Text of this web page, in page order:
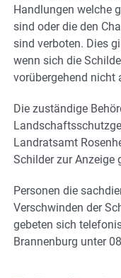
Handlungen welche
sind oder die den
sind verboten. Dies
wenn sich die
vorübergehend nicht
Die zuständige
Landratsamt
Schilder zur Anzeige
Personen die
Verschwinden der
gebeten sich
Brannenburg unter